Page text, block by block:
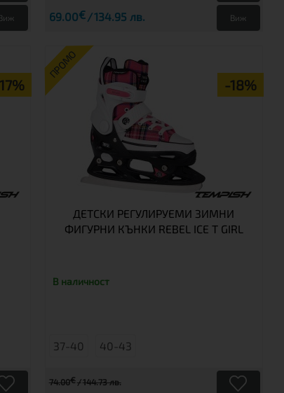
69.00€ 134.95 лв. Виж
ПРОМО
-18%
ДЕТСКИ РЕГУЛИРУЕМИ ЗИМНИ
ФИГУРНИ КЪНКИ REBEL ICE T GIRL
В наличност
37-40 40-43
74.00€ 144.73 лв.